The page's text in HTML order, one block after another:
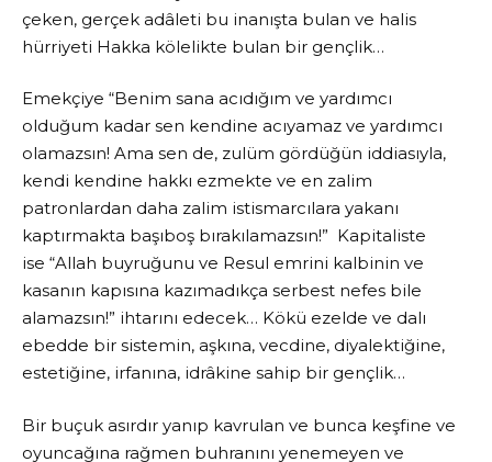
çeken, gerçek adâleti bu inanışta bulan ve halis
hürriyeti Hakka kölelikte bulan bir gençlik…
Emekçiye “Benim sana acıdığım ve yardımcı
olduğum kadar sen kendine acıyamaz ve yardımcı
olamazsın! Ama sen de, zulüm gördüğün iddiasıyla,
kendi kendine hakkı ezmekte ve en zalim
patronlardan daha zalim istismarcılara yakanı
kaptırmakta başıboş bırakılamazsın!” Kapitaliste
ise “Allah buyruğunu ve Resul emrini kalbinin ve
kasanın kapısına kazımadıkça serbest nefes bile
alamazsın!” ihtarını edecek… Kökü ezelde ve dalı
ebedde bir sistemin, aşkına, vecdine, diyalektiğine,
estetiğine, irfanına, idrâkine sahip bir gençlik…
Bir buçuk asırdır yanıp kavrulan ve bunca keşfine ve
oyuncağına rağmen buhranını yenemeyen ve